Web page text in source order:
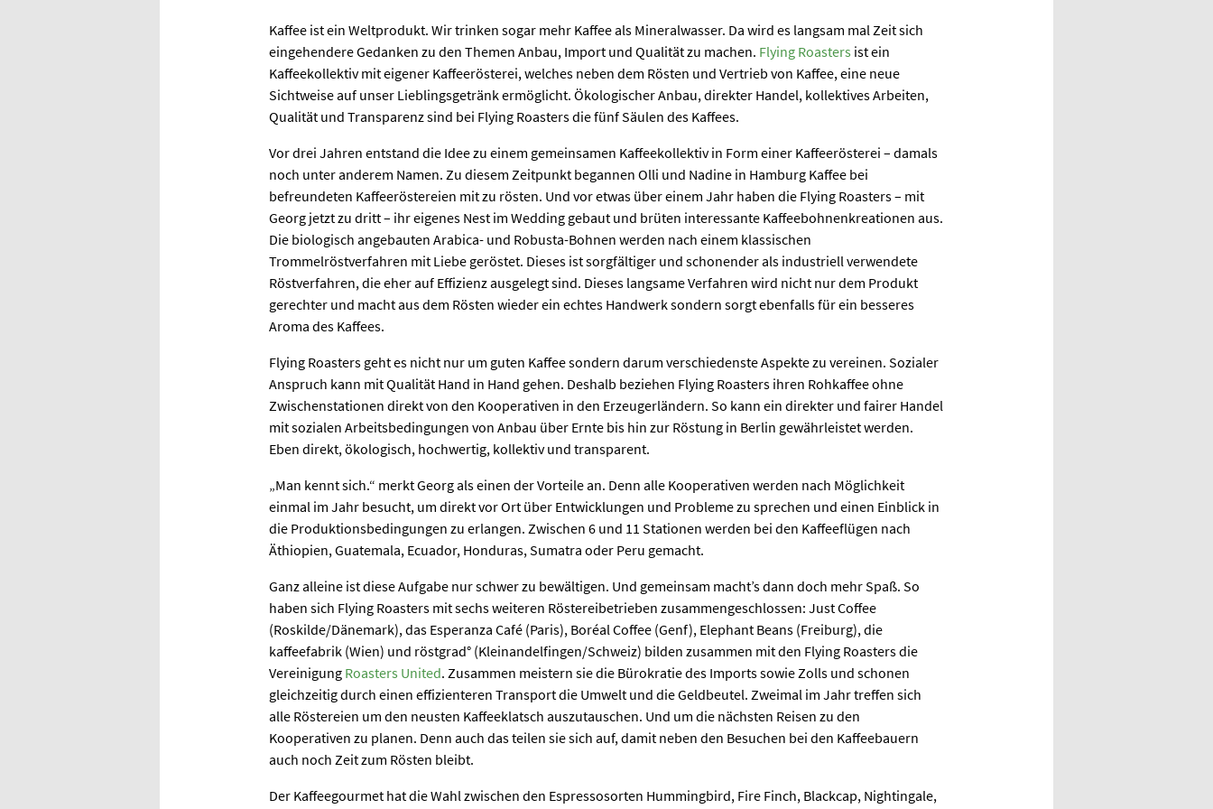
Kaffee ist ein Weltprodukt. Wir trinken sogar mehr Kaffee als Mineralwasser. Da wird es langsam mal Zeit sich
eingehendere Gedanken zu den Themen Anbau, Import und Qualität zu machen. Flying Roasters ist ein
Kaffeekollektiv mit eigener Kaffeerösterei, welches neben dem Rösten und Vertrieb von Kaffee, eine neue
Sichtweise auf unser Lieblingsgetränk ermöglicht. Ökologischer Anbau, direkter Handel, kollektives Arbeiten,
Qualität und Transparenz sind bei Flying Roasters die fünf Säulen des Kaffees.
Vor drei Jahren entstand die Idee zu einem gemeinsamen Kaffeekollektiv in Form einer Kaffeerösterei – damals
noch unter anderem Namen. Zu diesem Zeitpunkt begannen Olli und Nadine in Hamburg Kaffee bei
befreundeten Kaffeeröstereien mit zu rösten. Und vor etwas über einem Jahr haben die Flying Roasters – mit
Georg jetzt zu dritt – ihr eigenes Nest im Wedding gebaut und brüten interessante Kaffeebohnenkreationen aus.
Die biologisch angebauten Arabica- und Robusta-Bohnen werden nach einem klassischen
Trommelröstverfahren mit Liebe geröstet. Dieses ist sorgfältiger und schonender als industriell verwendete
Röstverfahren, die eher auf Effizienz ausgelegt sind. Dieses langsame Verfahren wird nicht nur dem Produkt
gerechter und macht aus dem Rösten wieder ein echtes Handwerk sondern sorgt ebenfalls für ein besseres
Aroma des Kaffees.
Flying Roasters geht es nicht nur um guten Kaffee sondern darum verschiedenste Aspekte zu vereinen. Sozialer
Anspruch kann mit Qualität Hand in Hand gehen. Deshalb beziehen Flying Roasters ihren Rohkaffee ohne
Zwischenstationen direkt von den Kooperativen in den Erzeugerländern. So kann ein direkter und fairer Handel
mit sozialen Arbeitsbedingungen von Anbau über Ernte bis hin zur Röstung in Berlin gewährleistet werden.
Eben direkt, ökologisch, hochwertig, kollektiv und transparent.
„Man kennt sich.“ merkt Georg als einen der Vorteile an. Denn alle Kooperativen werden nach Möglichkeit
einmal im Jahr besucht, um direkt vor Ort über Entwicklungen und Probleme zu sprechen und einen Einblick in
die Produktionsbedingungen zu erlangen. Zwischen 6 und 11 Stationen werden bei den Kaffeeflügen nach
Äthiopien, Guatemala, Ecuador, Honduras, Sumatra oder Peru gemacht.
Ganz alleine ist diese Aufgabe nur schwer zu bewältigen. Und gemeinsam macht’s dann doch mehr Spaß. So
haben sich Flying Roasters mit sechs weiteren Röstereibetrieben zusammengeschlossen: Just Coffee
(Roskilde/Dänemark), das Esperanza Café (Paris), Boréal Coffee (Genf), Elephant Beans (Freiburg), die
kaffeefabrik (Wien) und röstgrad° (Kleinandelfingen/Schweiz) bilden zusammen mit den Flying Roasters die
Vereinigung Roasters United. Zusammen meistern sie die Bürokratie des Imports sowie Zolls und schonen
gleichzeitig durch einen effizienteren Transport die Umwelt und die Geldbeutel. Zweimal im Jahr treffen sich
alle Röstereien um den neusten Kaffeeklatsch auszutauschen. Und um die nächsten Reisen zu den
Kooperativen zu planen. Denn auch das teilen sie sich auf, damit neben den Besuchen bei den Kaffeebauern
auch noch Zeit zum Rösten bleibt.
Der Kaffeegourmet hat die Wahl zwischen den Espressosorten Hummingbird, Fire Finch, Blackcap, Nightingale,